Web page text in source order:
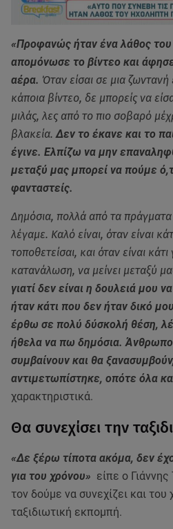
«Προφανώς ήταν ένα λάθος
απομόνωσε το βίντεο και
αέρα. Όταν είσαι σε μια
κάποια βίντεο, δε μπορείς να
μιλάς, λες από το πιο σοβαρό
βλακεία.Δεν το έκανε και το
έγινε. Ελπίζω να μην
μεταξύ μας μπορεί να πούμε
φανταστείς.
Δημόσια, πολλά από τα
λέγαμε. Καλό είναι, όταν είναι
τοποθετείσαι, και όταν είναι
κατανάλωση, να μείνει μεταξύ
γιατί δεν είναι η δουλειά μου
ήταν κάτι που δεν ήταν δικό
έρθω σε πολύ δύσκολή θέση,
ήθελα να πω δημόσια.
συμβαίνουν και θα
αντιμετωπίστηκε, οπότε όλα
χαρακτηριστικά.
Θα συνεχίσει την
«Δε ξέρω τίποτα ακόμα, δεν
για του χρόνου» είπε ο
τον δούμε να συνεχίζει και του
ταξιδιωτική εκπομπή.